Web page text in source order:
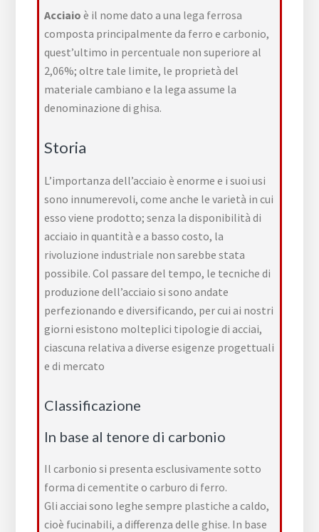
Acciaio è il nome dato a una lega ferrosa
composta principalmente da ferro ecarbonio,
quest’ultimo in percentuale non superiore al
2,06%; oltre tale limite, le proprietà del
materiale cambiano e la lega assume la
denominazione dighisa.
Storia
L’importanza dell’acciaio è enorme e i suoi usi
sono innumerevoli, come anche le varietà in cui
esso viene prodotto; senza la disponibilità di
acciaio in quantità e a basso costo, la
rivoluzione industriale non sarebbe stata
possibile. Col passare del tempo, le tecniche di
produzione dell’acciaio si sono andate
perfezionando e diversificando, per cui ai nostri
giorni esistono molteplici tipologie di acciai,
ciascuna relativa a diverse esigenze progettuali
e di mercato
Classificazione
In base al tenore di carbonio
Il carbonio si presenta esclusivamente sotto
forma dicementite ocarburo di ferro.
Gli acciai sono leghe sempre plastiche a caldo,
cioè fucinabili, a differenza delleghise. In base